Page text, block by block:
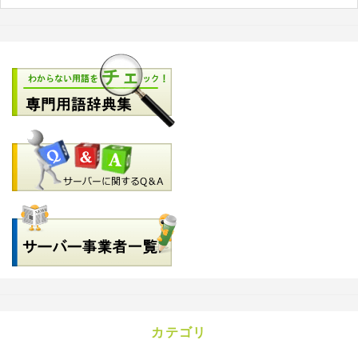
カテゴリ